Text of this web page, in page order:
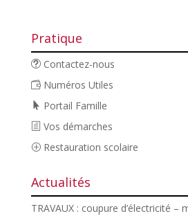
Pratique
Contactez-nous
Numéros Utiles
Portail Famille
Vos démarches
Restauration scolaire
Actualités
TRAVAUX : coupure d’électricité –